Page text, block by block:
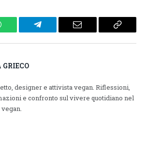
Telegram Email
Copy
GRIECO
designer e attivista vegan. Riflessioni,
e confronto sul vivere quotidiano nel